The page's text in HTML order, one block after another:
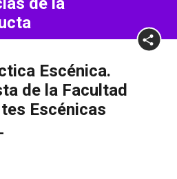
Escénica.
de la Facultad
Escénicas